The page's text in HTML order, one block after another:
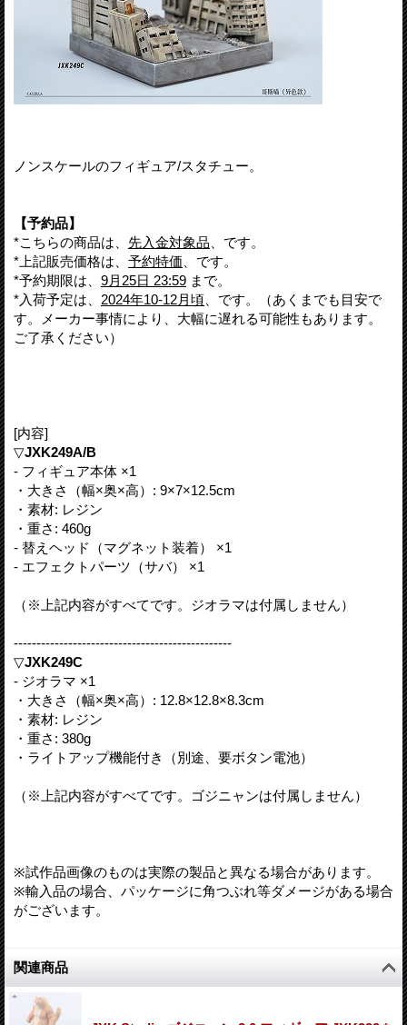
ノンスケールのフィギュア/スタチュー。
【予約品】
*こちらの商品は、 先入金対象品 、です。
*上記販売価格は、 予約特価 、です。
*予約期限は、 9月25日 23:59 まで。
*入荷予定は、 2024年10-12月頃 、です。（あくまでも目安で
す。メーカー事情により、大幅に遅れる可能性もあります。
ご了承ください）
[内容]
▽JXK249A/B
- フィギュア本体 ×1
・大きさ（幅×奥×高）: 9×7×12.5cm
・素材: レジン
・重さ: 460g
- 替えヘッド（マグネット装着） ×1
- エフェクトパーツ（サバ） ×1
（※上記内容がすべてです。ジオラマは付属しません）
------------------------------------------------
▽JXK249C
- ジオラマ ×1
・大きさ（幅×奥×高）: 12.8×12.8×8.3cm
・素材: レジン
・重さ: 380g
・ライトアップ機能付き（別途、要ボタン電池）
（※上記内容がすべてです。ゴジニャンは付属しません）
※試作品画像のものは実際の製品と異なる場合があります。
※輸入品の場合、パッケージに角つぶれ等ダメージがある場合
がございます。
関連商品